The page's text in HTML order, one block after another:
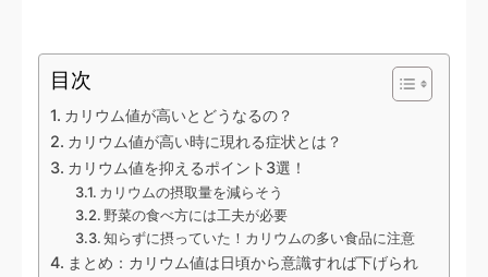
目次
カリウム値が高いとどうなるの？
カリウム値が高い時に現れる症状とは？
カリウム値を抑えるポイント3選！
カリウムの摂取量を減らそう
野菜の食べ方には工夫が必要
知らずに摂っていた！カリウムの多い食品に注意
まとめ：カリウム値は日頃から意識すれば下げられ